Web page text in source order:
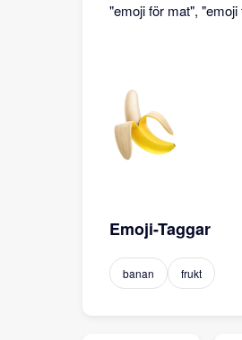
"emoji för mat",
Emoji-Taggar
banan frukt